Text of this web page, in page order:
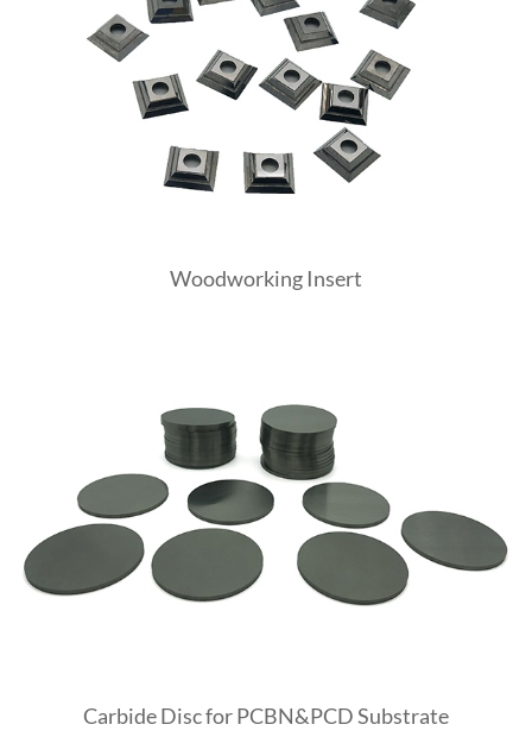
Woodworking Insert
Carbide Disc for PCBN&PCD Substrate